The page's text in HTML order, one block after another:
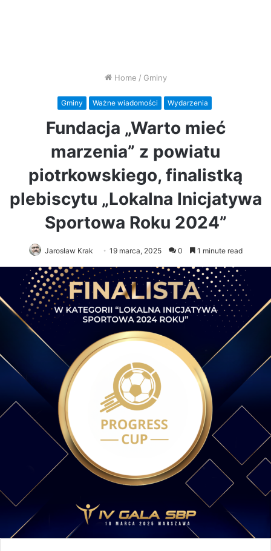
Home / Gminy
Gminy Ważne wiadomości Wydarzenia
Fundacja „Warto mieć
marzenia” z powiatu
piotrkowskiego, finalistką
plebiscytu „Lokalna Inicjatywa
Sportowa Roku 2024”
Jarosław Krak 19 marca, 2025 0 1 minute read